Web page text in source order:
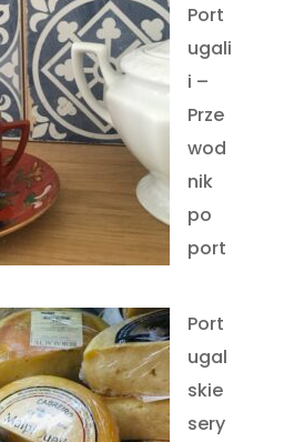
Port
ugali
i –
Prze
wod
nik
po
port
Port
ugal
skie
sery